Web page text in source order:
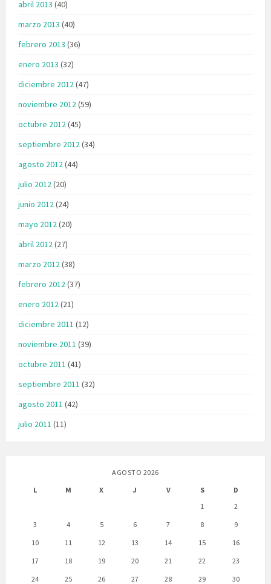
abril 2013 (40)
marzo 2013 (40)
febrero 2013 (36)
enero 2013 (32)
diciembre 2012(47)
noviembre 2012(59)
octubre 2012(45)
septiembre 2012(34)
agosto 2012(44)
julio 2012(20)
junio 2012(24)
mayo 2012(20)
abril 2012(27)
marzo 2012(38)
febrero 2012(37)
enero 2012(21)
diciembre 2011 (12)
noviembre 2011 (39)
octubre 2011 (41)
septiembre 2011 (32)
agosto 2011 (42)
julio 2011 (11)
AGOSTO 2026
L
M X J V S
D
1
2
3
4 5 6 7 8
9
10
11 12 13 14 15
16
17
18 19 20 21 22
23
24
25 26 27 28 29 30